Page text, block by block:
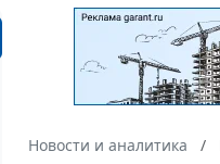
Новости и аналитика